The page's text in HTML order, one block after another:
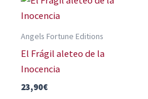
Angels Fortune Editions
El Frágil aleteo de la
Inocencia
23,90€